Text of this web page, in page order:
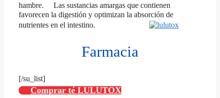
hambre. Las sustancias amargas que contienen
favorecen la digestión y optimizan la absorción de
nutrientes en el intestino.
Farmacia
[/su_list]
Comprar té LULUTOX